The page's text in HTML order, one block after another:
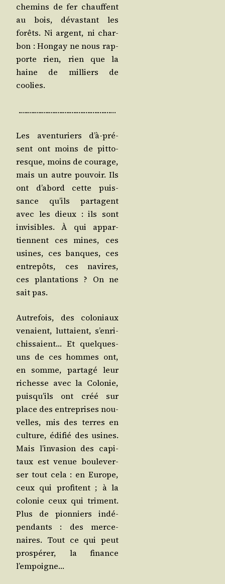
che­mins de fer chauffent
au bois, dévas­tant les
forêts. Ni argent, ni char­
bon : Hon­gay ne nous rap­
porte rien, rien que la
haine de mil­liers de
coolies.
.….….….….….….….….….….….….……
Les aven­tu­riers d’à-pré­
sent ont moins de pit­to­
resque, moins de cou­rage,
mais un autre pou­voir. Ils
ont d’a­bord cette puis­
sance qu’ils par­tagent
avec les dieux : ils sont
invi­sibles. À qui appar­
tiennent ces mines, ces
usines, ces banques, ces
entre­pôts, ces navires,
ces plan­ta­tions ? On ne
sait pas.
Autre­fois, des colo­niaux
venaient, lut­taient, s’en­ri­
chis­saient… Et quelques-
uns de ces hommes ont,
en somme, par­ta­gé leur
richesse avec la Colo­nie,
puis­qu’ils ont créé sur
place des entre­prises nou­
velles, mis des terres en
culture, édi­fié des usines.
Mais l’in­va­sion des capi­
taux est venue bou­le­ver­
ser tout cela : en Europe,
ceux qui pro­fitent ; à la
colo­nie ceux qui triment.
Plus de pion­niers indé­
pen­dants : des mer­ce­
naires. Tout ce qui peut
pros­pé­rer, la finance
l’empoigne…